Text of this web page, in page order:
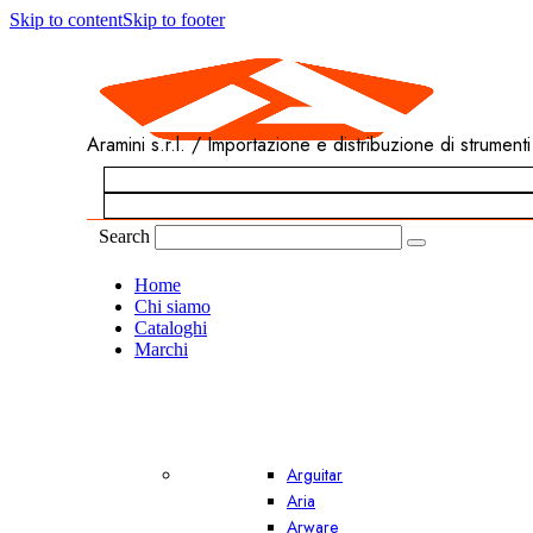
Skip to contentSkip to footer
Aramini s.r.l. / Importazione e distribuzione di strumenti
Search
Home
Chi siamo
Cataloghi
Marchi
Arguitar
Aria
Arware